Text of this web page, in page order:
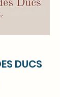
DUCS